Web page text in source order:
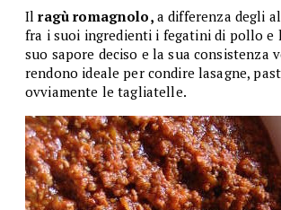
Ilragù romagnolo, a differenza degli
fra i suoi ingredienti i fegatini di pollo e
suo sapore deciso e la sua consistenza
rendono ideale per condire lasagne,
ovviamente le tagliatelle.